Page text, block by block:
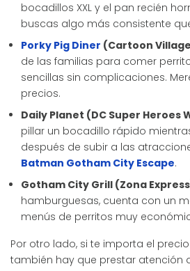
bocadillos XXL y el pan recién
buscas algo más consistente
Porky Pig Diner (Cartoon
de las familias para comer
sencillas sin complicaciones.
precios.
Daily Planet (DC Super Heroes
pillar un bocadillo rápido
después de subir a las
Batman Gotham City Escape.
Gotham City Grill (Zona
hamburguesas, cuenta con un
menús de perritos muy
Por otro lado, si te importa el
también hay que prestar atención